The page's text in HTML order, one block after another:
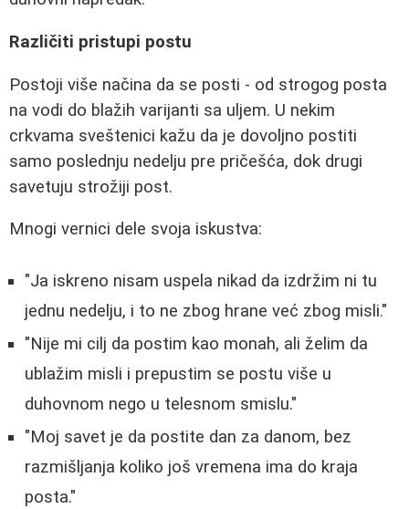
Različiti pristupi postu
Postoji više načina da se posti - od strogog posta
na vodi do blažih varijanti sa uljem. U nekim
crkvama sveštenici kažu da je dovoljno postiti
samo poslednju nedelju pre pričešća, dok drugi
savetuju strožiji post.
Mnogi vernici dele svoja iskustva:
"Ja iskreno nisam uspela nikad da izdržim ni tu
jednu nedelju, i to ne zbog hrane već zbog misli."
"Nije mi cilj da postim kao monah, ali želim da
ublažim misli i prepustim se postu više u
duhovnom nego u telesnom smislu."
"Moj savet je da postite dan za danom, bez
razmišljanja koliko još vremena ima do kraja
posta."